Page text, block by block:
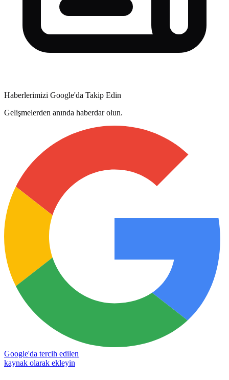
Haberlerimizi Google'da Takip Edin
Gelişmelerden anında haberdar olun.
Google'da tercih edilen
kaynak olarak ekleyin